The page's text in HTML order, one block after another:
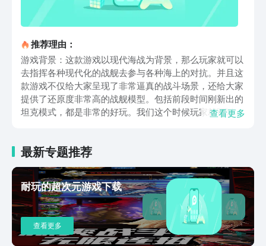
推荐理由：
游戏背景：这款游戏以现代海战为背景，那么玩家就可以
去指挥各种现代化的战舰去参与各种海上的对抗。并且这
款游戏不仅给大家呈现了非常逼真的战斗场景，还给大家
提供了还原度非常高的战舰模型。包括前段时间刚新出的
坦克模式，都是非常的好玩。我们这个时候玩家就可以根
值，比如战巡2000血量达到了54万以及速度是22节，可
以进行锁定和发射导弹，还有着直升机的位置，这样玩家
就可以根据不同的战斗需求去选择不同的打法。而且游戏
还给大家提供了实时在线的对战功能，这样玩家就可以与
各种对手去展开不一样的海战对抗。那么大家在面对不同
的战场环境，比如可以根据不同的机型的不同的功能去指
定相关的作战的策略。游戏特色：那么这款游戏当中的各
种武器的火力值和战斗的画面都给玩家带来了特别沉浸式
查看更多
最新专题推荐
耐玩的超次元游戏下载
查看更多